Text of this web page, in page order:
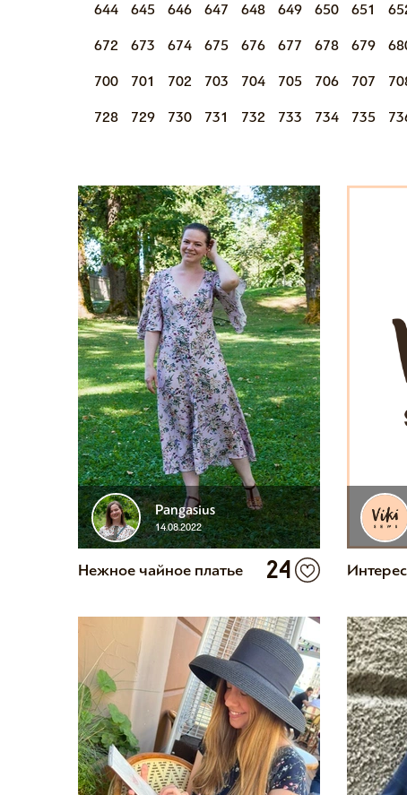
644 645 646 647 648 649 650 651
672 673 674 675 676 677 678 679
700 701 702 703 704 705 706 707
728 729 730 731 732 733 734 735
Pangasius
14.08.2022
Нежное чайное платье 24